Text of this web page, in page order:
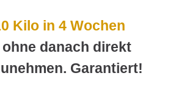
Kilo in 4 Wochen
danach direkt
Garantiert!